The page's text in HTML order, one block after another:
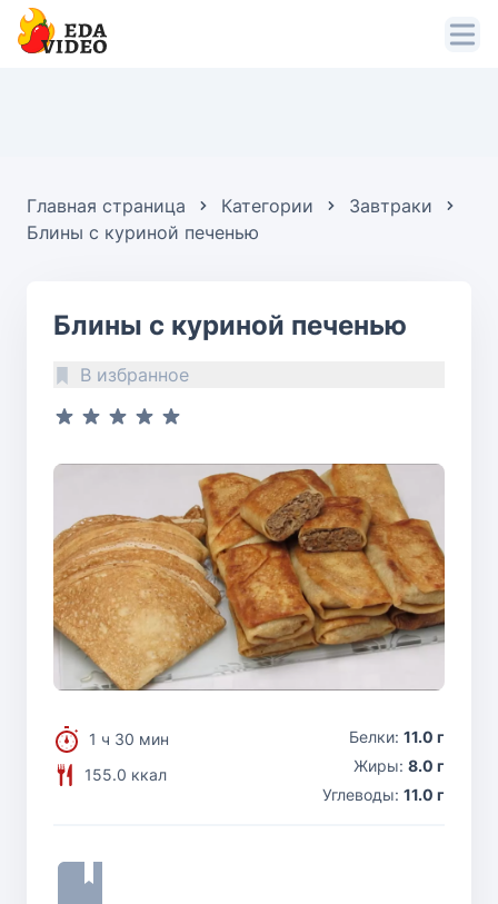
Главная страница Категории
Завтраки
Блины с куриной печенью
Блины с куриной печенью
В избранное
1 ч 30 мин
155.0 ккал
Белки: 11.0 г
Жиры: 8.0 г
Углеводы: 11.0 г